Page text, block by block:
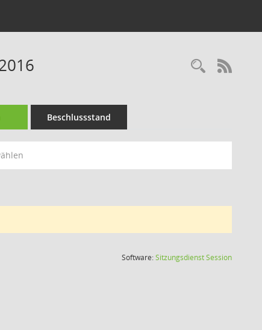
Beschlussstand
Software:SitzungsdienstSession(Wird in